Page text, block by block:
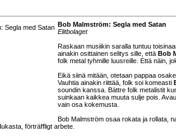
Bob Malmström: Segla med Satan
Elitbolaget
Raskaan musiikin saralla tuntuu
ainakin osittainen selitys sille, että Bob
folk metal tyhmille luusreille. Että näin,
Eikä siinä mitään, otetaan pappaa
Vauhtia ainakin riittää, folk soi komeasti
soundin kanssa. Bättre folk metalistit
suinkaan kaikkea muuta sulje pois.
vain osa kokemusta.
Bob Malmström osaa rokata ja rollata,
förträffligt arbete.